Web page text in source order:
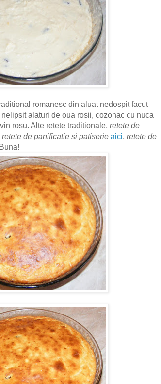
romanesc din aluat nedospit facut
alaturi de oua rosii, cozonac cu nuca
rosu. Alte retete traditionale, retete de
retete de panificatie si patiserie aici, retete de